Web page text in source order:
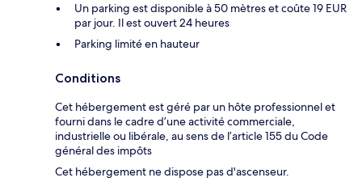
Un parking est disponible à 50 mètres et coûte 19 EUR
par jour. Il est ouvert 24 heures
Parking limité en hauteur
Conditions
Cet hébergement est géré par un hôte professionnel et
fourni dans le cadre d’une activité commerciale,
industrielle ou libérale, au sens de l’article 155 du Code
général des impôts
Cet hébergement ne dispose pas d'ascenseur.